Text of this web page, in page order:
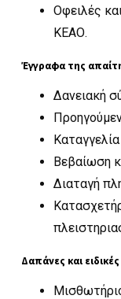
Οφειλές
ΚΕΑΟ.
Έγγραφα της
Δανειακή
Βεβαίωση
Διαταγή
Δαπάνες και